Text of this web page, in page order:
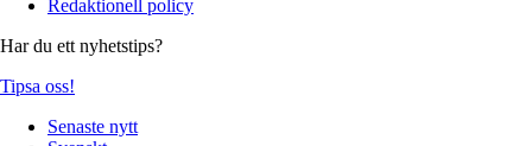
Redaktionell policy
Har du ett nyhetstips?
Tipsa oss!
Senaste nytt